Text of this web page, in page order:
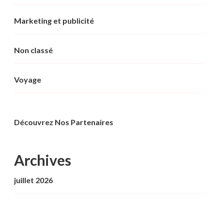
Marketing et publicité
Non classé
Voyage
Découvrez Nos Partenaires
Archives
juillet 2026